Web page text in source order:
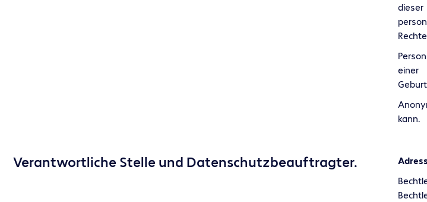
einer
kann.
Verantwortliche Stelle und Datenschutzbeauftragter.